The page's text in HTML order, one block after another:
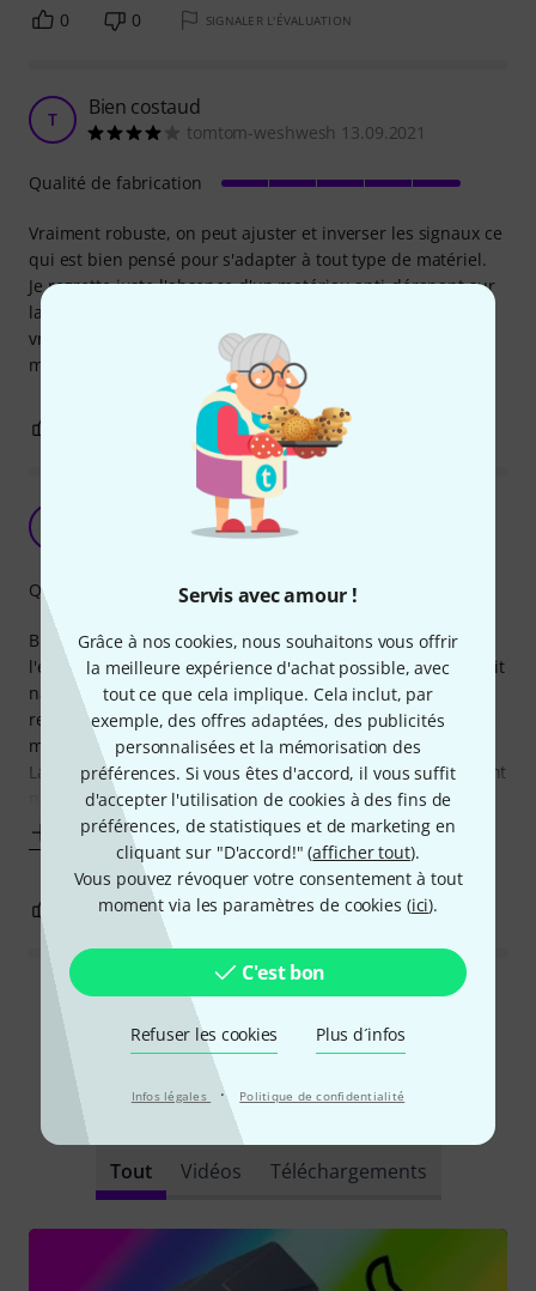
Servis avec amour !
Grâce à nos cookies, nous souhaitons vous offrir
la meilleure expérience d'achat possible, avec
tout ce que cela implique. Cela inclut, par
exemple, des offres adaptées, des publicités
personnalisées et la mémorisation des
préférences. Si vous êtes d'accord, il vous suffit
d'accepter l'utilisation de cookies à des fins de
préférences, de statistiques et de marketing en
cliquant sur "D'accord!" (afficher tout).
Vous pouvez révoquer votre consentement à tout
moment via les paramètres de cookies (ici).
C'est bon
Refuser les cookies Plus d´infos
Infos légales · Politique de confidentialité
0 0 SIGNALER L'ÉVALUATION
T Bien costaud
tomtom-weshwesh 13.09.2021
Vraiment robuste, on peut ajuster et inverser les signaux ce
qui est bien pensé pour s'adapter à tout type de matériel.
Je regrette juste l'absence d'un matériau anti-dérapant sur
la pédale car le pied à tendance à glisser, mais c'est
vraiment pas très grave, je vais coller quelque chose moi-
même pour y remédier.
Qualité de fabrication
SIGNALER L'ÉVALUATION
BigFredAbi 26.05.2026
Bien qu'un peu petite pour moi (je chausse du 47),
l'ergonomie est génial et la prise en main (en pieds!!), ce fait
naturellement. J'ai lu dans d'autre évaluation un certain
regret quand au manque d'une zone anti-dérapante, çà ne
me gêne aucunement, peut-être dû à ma taille de pied!?
La course est bien régulière et l'angle d'attaque me convient
parfaitement (je
Afficher plus
Qualité de fabrication
0 SIGNALER L'ÉVALUATION
Lire toutes les évaluations
Le saviez-vous?
Tout Vidéos Téléchargements